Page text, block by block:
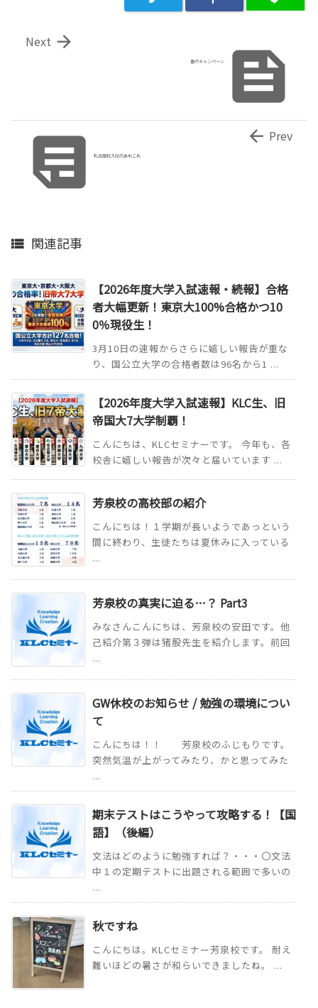

春のキャンペーン

Next
私立高校入試のあれこれ
 Prev
 関連記事
【2026年度大学入試速報・続報】合格
者大幅更新！東京大100%合格かつ10
0％現役生！
3月10日の速報からさらに嬉しい報告が重な
り、国公立大学の合格者数は96名から1 ...
【2026年度大学入試速報】KLC生、旧
帝国大7大学制覇！
こんにちは、KLCセミナーです。 今年も、各
校舎に嬉しい報告が次々と届いています ...
芳泉校の高校部の紹介
こんにちは！１学期が長いようであっという
間に終わり、生徒たちは夏休みに入っている
...
芳泉校の真実に迫る…？ Part3
みなさんこんにちは、芳泉校の安田です。他
己紹介第３弾は猪股先生を紹介します。前回
...
GW休校のお知らせ / 勉強の環境につい
て
こんにちは！！ 芳泉校のふじもりです。
突然気温が上がってみたり、かと思ってみた
...
期末テストはこうやって攻略する！【国
語】（後編）
文法はどのように勉強すれば？・・・〇文法
中１の定期テストに出題される範囲で多いの
...
秋ですね
こんにちは。KLCセミナー芳泉校です。 耐え
難いほどの暑さが和らいできましたね。 ...